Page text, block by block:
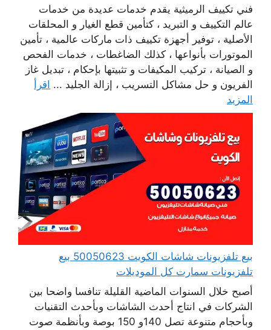
فني تكييف الرميثية يقدم خدمات عديدة من خدمات
عالم التكييف و التبريد ، كتأمين قطع الغيار و المحلقات
الأصلية ، توفير أجهزة تكييف ذات ماركات عالمية ، تأمين
الموتورات بأنواعها ، كذلك الضاغطات ، خدمات الفحص
و الصيانة ، تركيب المكيفات و تثبيتها بإحكام ، تبديل غاز
الفريون و حل مشاكل التسريب ، إزالة الجليد ... اقرأ
المزيد
بيع تلفزيونات شاشات الكويت 50050623 بيع
تلفزيونات سمارت كل الموديلات
أصبح خلال السنوات الماضية القليلة تنافسا واضحا بين
الشركات في انتاج أحدث الشاشات وبأحدث التقنيات
وبأحجام متنوعة تصل 140و 150 بوصة وبأنظمة صوت